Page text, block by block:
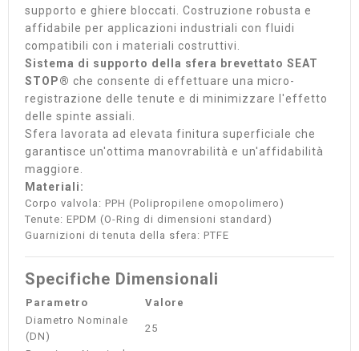
supporto e ghiere bloccati. Costruzione robusta e
affidabile per applicazioni industriali con fluidi
compatibili con i materiali costruttivi.
Sistema di supporto della sfera brevettato SEAT
STOP® che consente di effettuare una micro-
registrazione delle tenute e di minimizzare l'effetto
delle spinte assiali.
Sfera lavorata ad elevata finitura superficiale che
garantisce un'ottima manovrabilità e un'affidabilità
maggiore.
Materiali:
Corpo valvola: PPH (Polipropilene omopolimero)
Tenute: EPDM (O-Ring di dimensioni standard)
Guarnizioni di tenuta della sfera: PTFE
Specifiche Dimensionali
Parametro
Valore
Diametro Nominale
(DN)
25